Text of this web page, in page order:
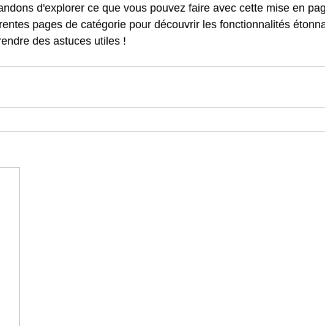
d'explorer ce que vous pouvez faire avec cette mise en
pages de catégorie pour découvrir les fonctionnalités
des astuces utiles !